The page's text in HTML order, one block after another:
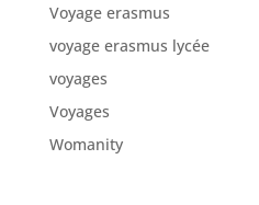
Voyage erasmus
voyage erasmus lycée
voyages
Voyages
Womanity